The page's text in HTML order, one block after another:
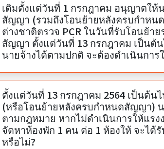
เดิมตั้งแต่วันที่ 1 กรกฎาคม อนุญาตให้
สัญญา (รวมถึงโอนย้ายหลังครบกำหน
ต่างชาติตรวจ PCR ในวันที่รับโอนย้
สัญญา ตั้งแต่วันที่ 13 กรกฎาคม เป็นต้
นายจ้างได้ตามปกติ จะต้องดำเนินการ
ตั้งแต่วันที่ 13 กรกฎาคม 2564 เป็นต้น
(หรือโอนย้ายหลังครบกำหนดสัญญา) น
ตามกฎหมาย หากไม่ดำเนินการให้แรง
จัดหาห้องพัก 1 คน ต่อ 1 ห้องให้ จะไ
หรือไม่?